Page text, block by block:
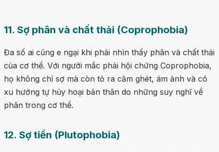
11. Sợ phân và chất thải (Coprophobia)
Đa số ai cũng e ngại khi phải nhìn thấy phân và chất thải
của cơ thể. Với người mắc phải hội chứng Coprophobia,
họ không chỉ sợ mà còn tỏ ra căm ghét, ám ảnh và có
xu hướng tự hủy hoại bản thân do những suy nghĩ về
phân trong cơ thể.
12. Sợ tiền (Plutophobia)